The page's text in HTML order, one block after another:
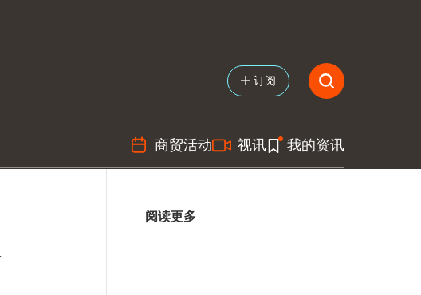
订阅
商贸活动 视讯 我的资讯
阅读更多